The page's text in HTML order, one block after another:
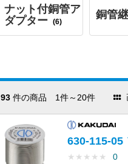
ナット付銅管ア
ダプター (6)
銅管
93 件の商品 1件～20件
630-115-05
★ ★ ★ ★ ★ 0